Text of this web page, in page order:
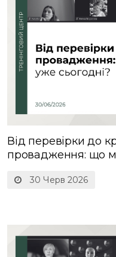
30 Черв 2026
Від перевірки до
провадження: що